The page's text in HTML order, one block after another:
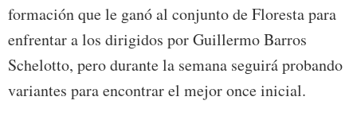
formación que le ganó al conjunto de Floresta para
enfrentar a los dirigidos por Guillermo Barros
Schelotto, pero durante la semana seguirá probando
variantes para encontrar el mejor once inicial.